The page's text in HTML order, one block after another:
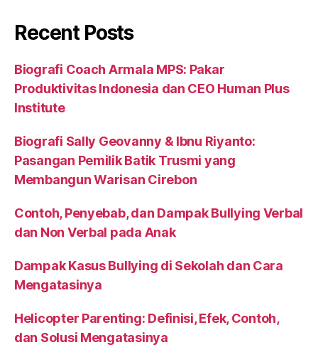
Recent Posts
Biografi Coach Armala MPS: Pakar
Produktivitas Indonesia dan CEO Human Plus
Institute
Biografi Sally Geovanny & Ibnu Riyanto:
Pasangan Pemilik Batik Trusmi yang
Membangun Warisan Cirebon
Contoh, Penyebab, dan Dampak Bullying Verbal
dan Non Verbal pada Anak
Dampak Kasus Bullying di Sekolah dan Cara
Mengatasinya
Helicopter Parenting: Definisi, Efek, Contoh,
dan Solusi Mengatasinya